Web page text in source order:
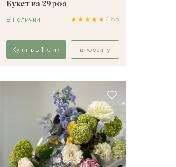
Букет из 29 роз
/ 85
В наличии
Купить в 1 клик в корзину